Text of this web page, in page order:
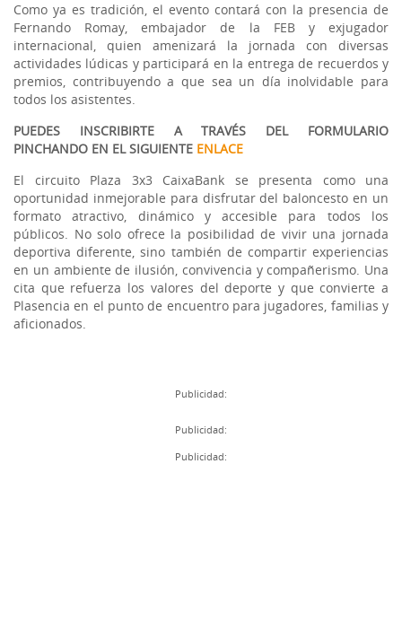
Como ya es tradición, el evento contará con la presencia de
Fernando Romay, embajador de la FEB y exjugador
internacional, quien amenizará la jornada con diversas
actividades lúdicas y participará en la entrega de recuerdos y
premios, contribuyendo a que sea un día inolvidable para
todos los asistentes.
PUEDES INSCRIBIRTE A TRAVÉS DEL FORMULARIO
PINCHANDO EN EL SIGUIENTE ENLACE
El circuito Plaza 3x3 CaixaBank se presenta como una
oportunidad inmejorable para disfrutar del baloncesto en un
formato atractivo, dinámico y accesible para todos los
públicos. No solo ofrece la posibilidad de vivir una jornada
deportiva diferente, sino también de compartir experiencias
en un ambiente de ilusión, convivencia y compañerismo. Una
cita que refuerza los valores del deporte y que convierte a
Plasencia en el punto de encuentro para jugadores, familias y
aficionados.
Publicidad:
Publicidad:
Publicidad: